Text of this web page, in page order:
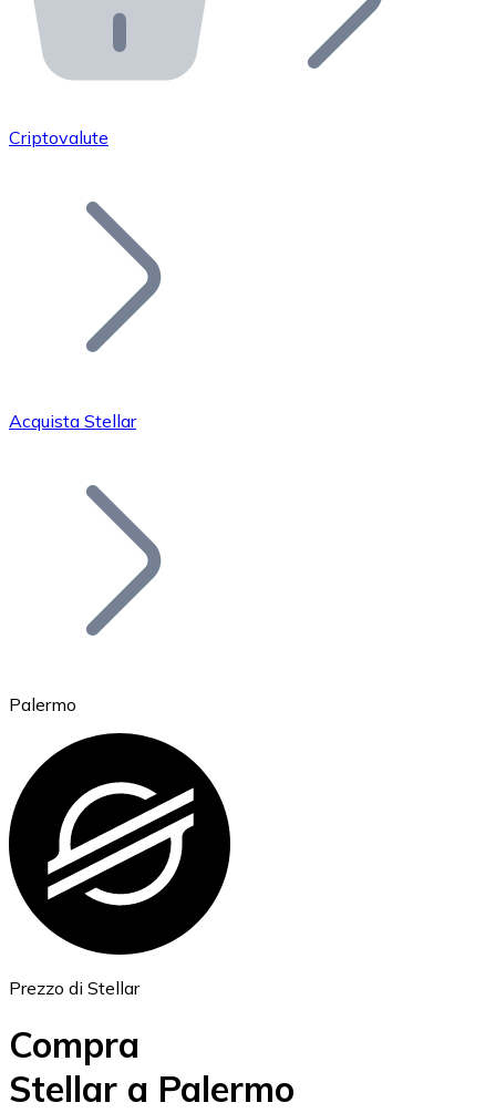
API Bitnovo
Integra la nostra API nel tuo ecosistema.
Unisciti alla nostra rete di rivenditori e
Aggiungi il token del tuo progetto al nostro servizio di
Bitcoin
Ethereum
ETH
Criptovalute
Acquista Stellar
Palermo
Prezzo di Stellar
Compra
Stellar a Palermo